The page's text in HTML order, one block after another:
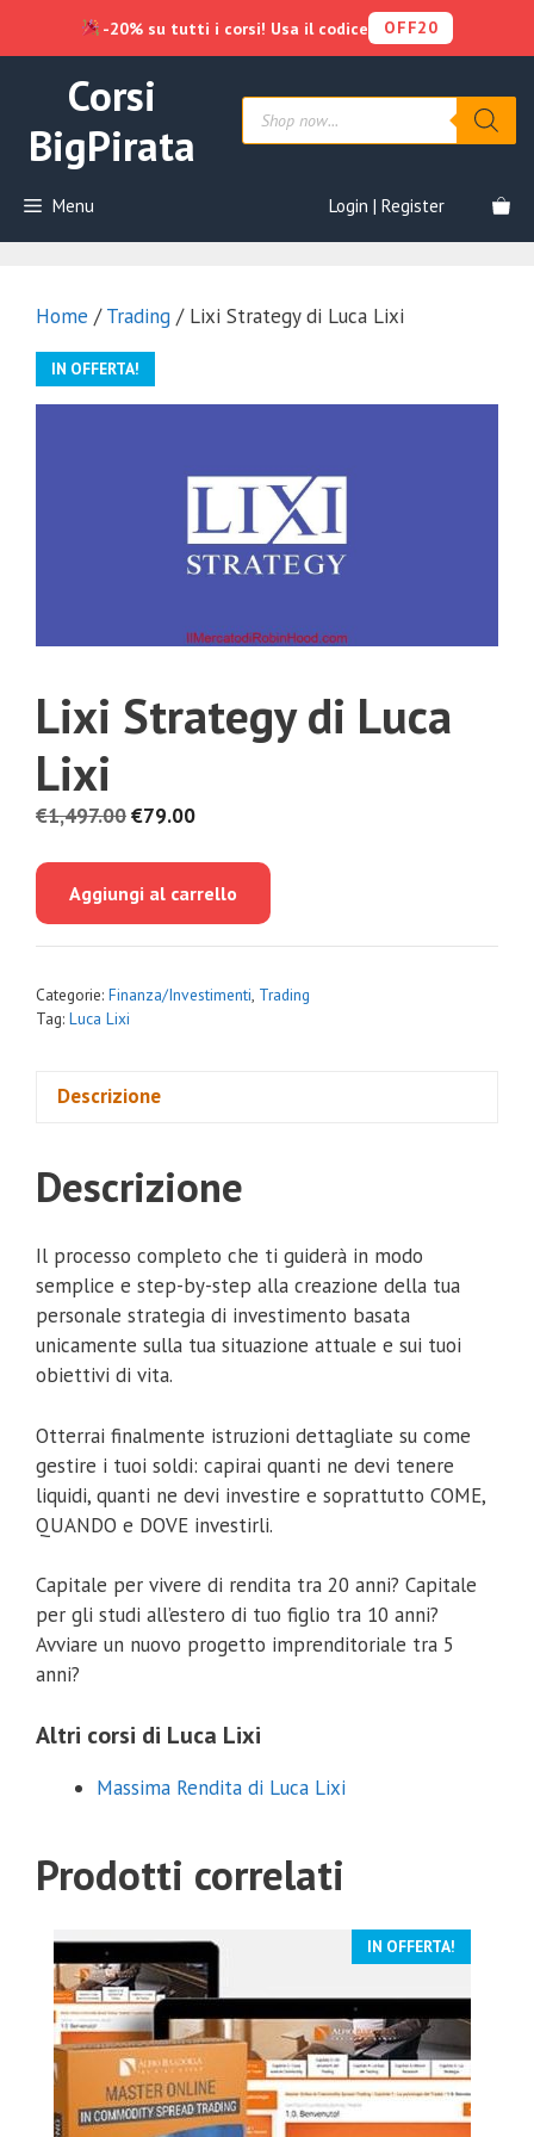
contenuto
Corsi
BigPirata
Products
search
Menu Login | Register
Home /Trading / Lixi Strategy di Luca Lixi
IN OFFERTA!
Lixi Strategy di Luca
Lixi
€1,497.00Il
era:
€79.00Il
è:
Aggiungi al carrello
Categorie: Finanza/Investimenti Trading
Tag: Luca Lixi
Descrizione
Descrizione
Il processo completo che ti guiderà in modo
semplice e step-by-step alla creazione della tua
personale strategia di investimento basata
unicamente sulla tua situazione attuale e sui tuoi
obiettivi di vita.
Otterrai finalmente istruzioni dettagliate su come
gestire i tuoi soldi: capirai quanti ne devi tenere
liquidi, quanti ne devi investire e soprattutto COME,
QUANDO e DOVE investirli.
Capitale per vivere di rendita tra 20 anni? Capitale
per gli studi all’estero di tuo figlio tra 10 anni?
Avviare un nuovo progetto imprenditoriale tra 5
anni?
Altri corsi di Luca Lixi
Massima Rendita di Luca Lixi
Prodotti correlati
IN OFFERTA!
-20% su tutti i corsi! Usa il codice OFF20